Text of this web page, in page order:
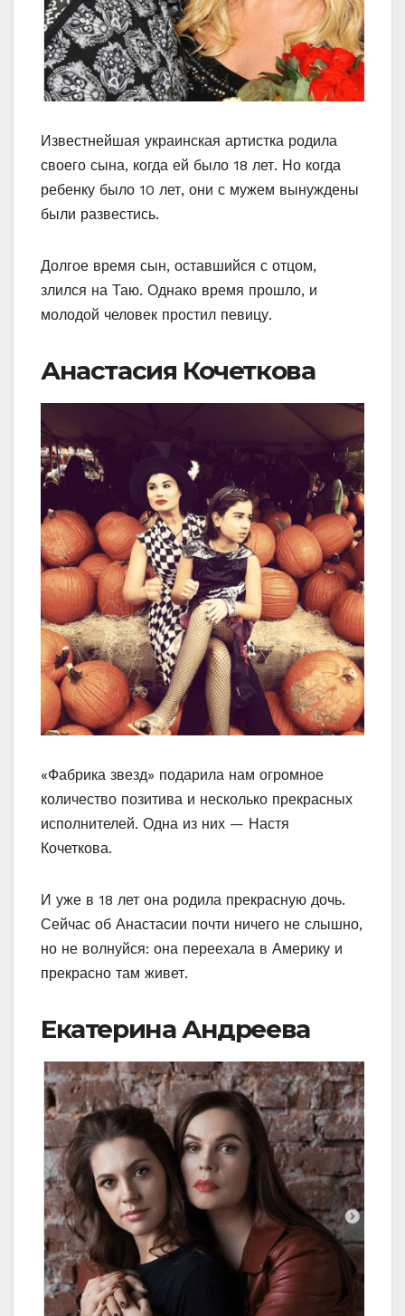
Известнейшая украинская артистка родила
своего сына, когда ей было 18 лет. Но когда
ребенку было 10 лет, они с мужем вынуждены
были развестись.
Долгое время сын, оставшийся с отцом,
злился на Таю. Однако время прошло, и
молодой человек простил певицу.
Анастасия Кочеткова
«Фабрика звезд» подарила нам огромное
количество позитива и несколько прекрасных
исполнителей. Одна из них — Настя
Кочеткова.
И уже в 18 лет она родила прекрасную дочь.
Сейчас об Анастасии почти ничего не слышно,
но не волнуйся: она переехала в Америку и
прекрасно там живет.
Екатерина Андреева